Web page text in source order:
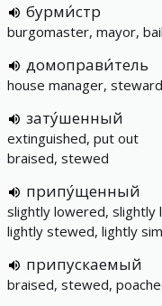
бурми́стр
burgomaster, mayor,
домоправи́тель
house manager,
зату́шенный
extinguished, put out
braised, stewed
припу́щенный
slightly lowered, slightly
lightly stewed, lightly
припускаемый
braised, stewed,